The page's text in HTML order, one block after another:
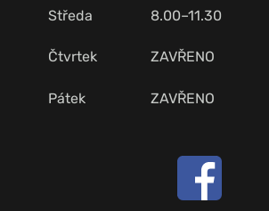
Středa
8.00–11.30
Čtvrtek ZAVŘENO
Pátek
ZAVŘENO